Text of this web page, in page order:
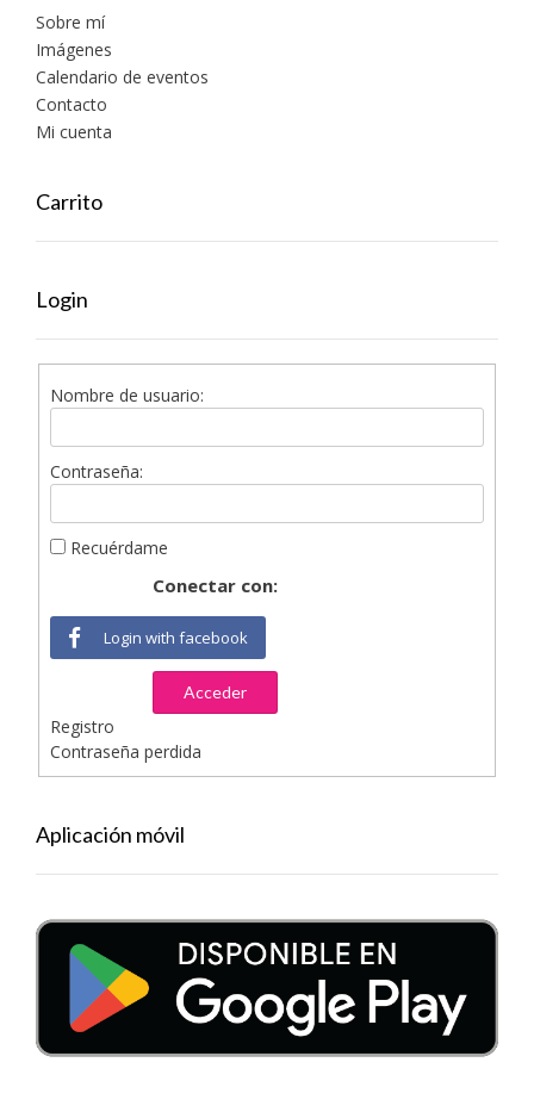
Sobre mí
Imágenes
Calendario de eventos
Contacto
Mi cuenta
Carrito
Login
Nombre de usuario:
Contraseña:
Recuérdame
Conectar con:
Login with facebook
Acceder
Registro
Contraseña perdida
Aplicación móvil